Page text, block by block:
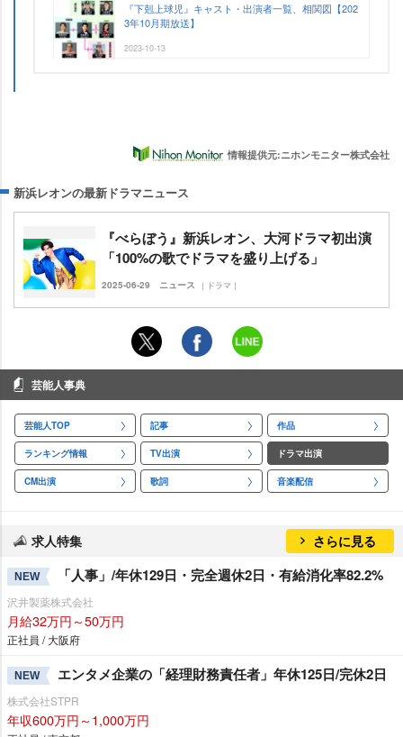
『下剋上球児』キャスト・出演者一覧、相関図【202
3年10月期放送】
2023-10-13
情報提供元:ニホンモニター株式会社
新浜レオンの最新ドラマニュース
『べらぼう』新浜レオン、大河ドラマ初出演
「100%の歌でドラマを盛り上げる」
2025-06-29 ニュース ｜ドラマ｜
芸能人事典
芸能人TOP 記事 作品
ランキング情報 TV出演 ドラマ出演
CM出演 歌詞 音楽配信
求人特集 さらに見る
NEW 「人事」/年休129日・完全週休2日・有給消化率82.2%
沢井製薬株式会社
月給32万円～50万円
正社員 / 大阪府
NEW エンタメ企業の「経理財務責任者」年休125日/完休2日
株式会社STPR
年収600万円～1,000万円